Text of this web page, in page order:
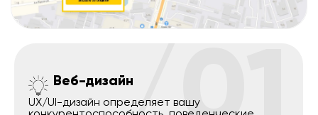
/01
Веб-дизайн
UX/UI-дизайн определяет вашу